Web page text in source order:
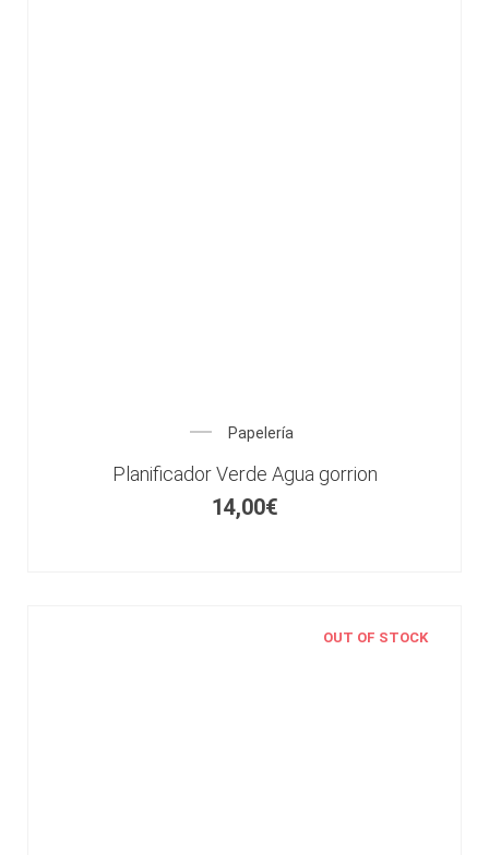
Papelería
Planificador Verde Agua gorrion
14,00€
OUT OF STOCK